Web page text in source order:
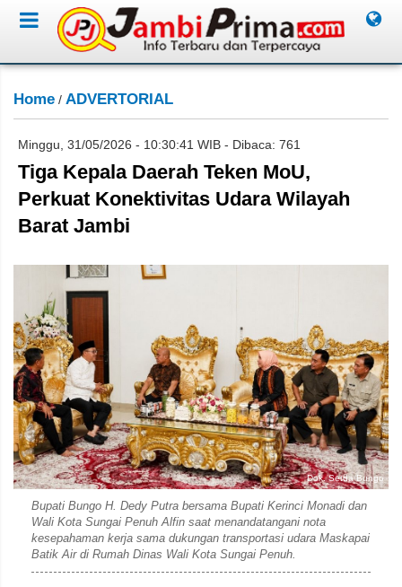
Home / ADVERTORIAL
Minggu, 31/05/2026 - 10:30:41 WIB - Dibaca: 761
Tiga Kepala Daerah Teken MoU,
Perkuat Konektivitas Udara Wilayah
Barat Jambi
Dok. Setda Bungo
Bupati Bungo H. Dedy Putra bersama Bupati Kerinci Monadi dan
Wali Kota Sungai Penuh Alfin saat menandatangani nota
kesepahaman kerja sama dukungan transportasi udara Maskapai
Batik Air di Rumah Dinas Wali Kota Sungai Penuh.